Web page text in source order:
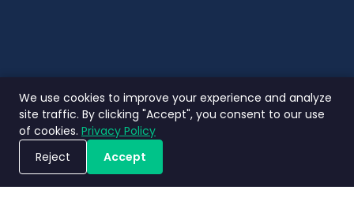
Jadwalkan Demo
We use cookies to improve your experience and analyze
site traffic. By clicking "Accept", you consent to our use
of cookies. Privacy Policy
Reject
Accept